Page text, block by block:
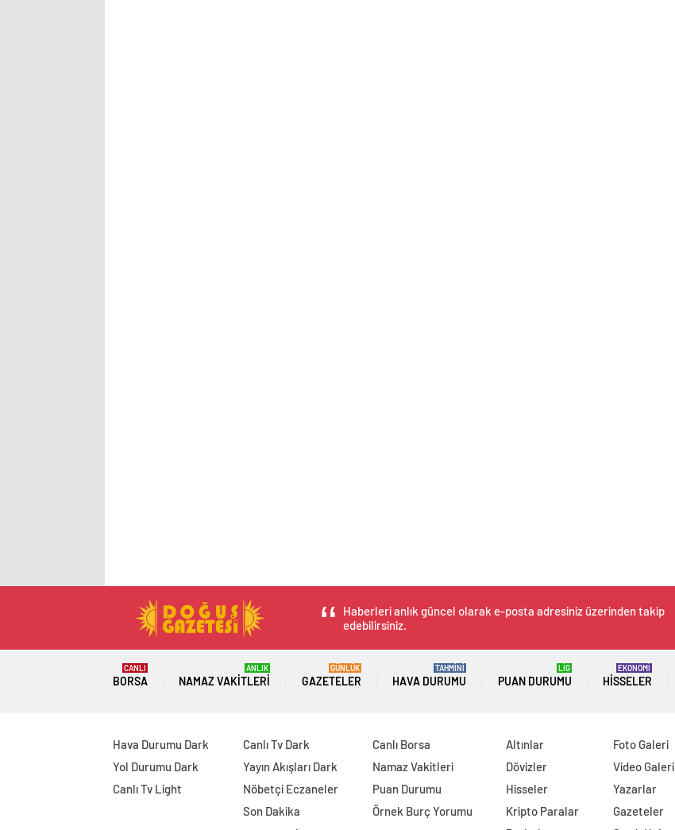
Haberleri anlık güncel olarak e-posta adresiniz üzerinden takip
edebilirsiniz.
BORSA
CANLI
NAMAZ VAKITLERI
ANLIK
GAZETELER
GÜNLÜK
HAVA DURUMU
TAHMİNİ
PUAN DURUMU
LİG
HISSELER
EKONOMİ
Hava Durumu Dark
Yol Durumu Dark
Canlı Tv Light
Canlı Tv Dark
Yayın Akışları Dark
Nöbetçi Eczaneler
Son Dakika
Canlı Borsa
Namaz Vakitleri
Puan Durumu
Örnek Burç Yorumu
Altınlar
Dövizler
Hisseler
Kripto Paralar
Foto Galeri
Video Galeri
Yazarlar
Gazeteler